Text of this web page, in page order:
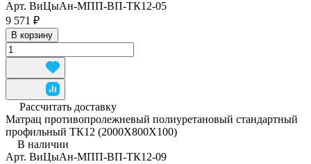
Арт. ВиЦыАн-МПП-ВП-ТК12-05
9 571 ₽
В корзину
Рассчитать доставку
Матрац противопролежневый полиуретановый стандартный
профильный ТК12 (2000Х800Х100)
В наличии
Арт. ВиЦыАн-МПП-ВП-ТК12-09